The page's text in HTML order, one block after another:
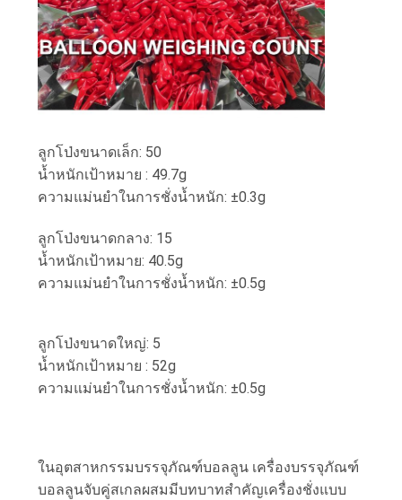
กรณี
ต่างๆ
ทุน
แผนผัง
เว็บไซต์
นโยบาย
ความ
ส่วน
ลูกโป่งขนาดเล็ก: 50
น้ำหนักเป้าหมาย : 49.7g
ความแม่นยำในการชั่งน้ำหนัก: ±0.3g
ลูกโป่งขนาดกลาง: 15
น้ำหนักเป้าหมาย: 40.5g
ความแม่นยำในการชั่งน้ำหนัก: ±0.5g
ลูกโป่งขนาดใหญ่: 5
น้ำหนักเป้าหมาย : 52g
ความแม่นยำในการชั่งน้ำหนัก: ±0.5g
ในอุตสาหกรรมบรรจุภัณฑ์บอลลูน เครื่องบรรจุภัณฑ์
บอลลูนจับคู่สเกลผสมมีบทบาทสำคัญเครื่องชั่งแบบ